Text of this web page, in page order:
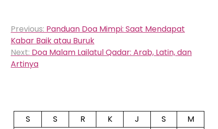
Navigasi
pos
Previous: Panduan Doa Mimpi: Saat Mendapat
Kabar Baik atau Buruk
Next: Doa Malam Lailatul Qadar: Arab, Latin, dan
Artinya
S S R K J S
M